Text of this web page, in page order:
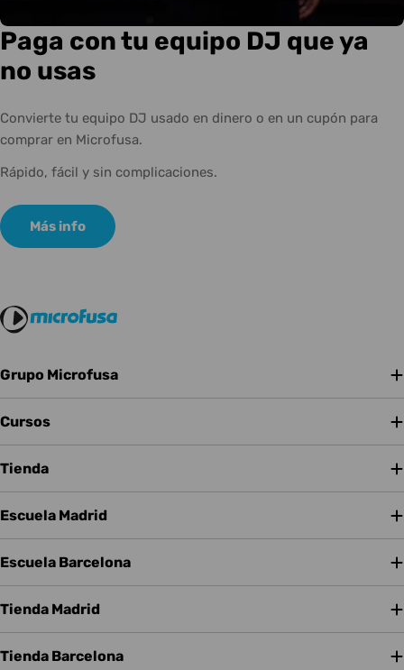
Paga con tu equipo DJ que ya
no usas
Convierte tu equipo DJ usado en dinero o en un cupón para
comprar en Microfusa.
Rápido, fácil y sin complicaciones.
Más info
Grupo Microfusa
Cursos
Tienda
Escuela Madrid
Escuela Barcelona
Tienda Madrid
Tienda Barcelona